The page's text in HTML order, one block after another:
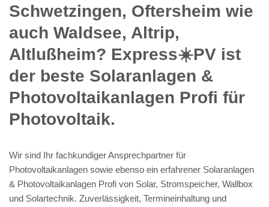
Schwetzingen, Oftersheim wie
auch Waldsee, Altrip,
Altlußheim? Express☀️PV️ ist
der beste Solaranlagen &
Photovoltaikanlagen Profi für
Photovoltaik.
Wir sind Ihr fachkundiger Ansprechpartner für
Photovoltaikanlagen sowie ebenso ein erfahrener Solaranlagen
& Photovoltaikanlagen Profi von Solar, Stromspeicher, Wallbox
und Solartechnik. Zuverlässigkeit, Termineinhaltung und